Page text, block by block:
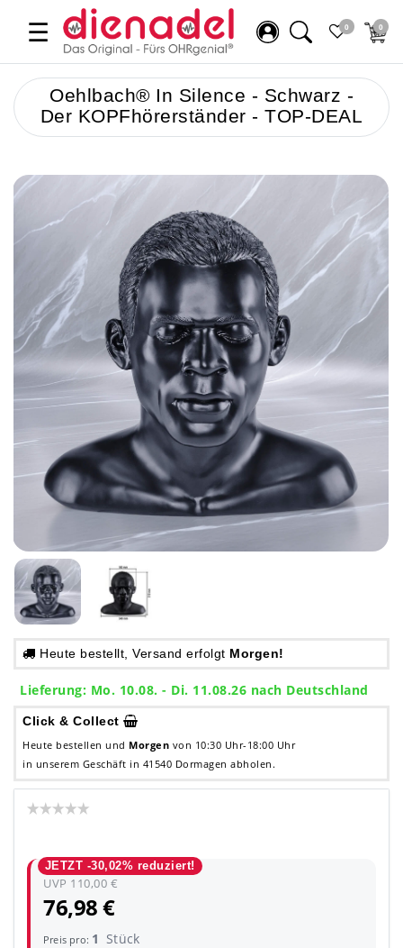
☰ 0 0
Oehlbach® In Silence - Schwarz -
Der KOPFhörerständer - TOP-DEAL
Heute bestellt, Versand erfolgt Morgen!
Lieferung: Mo. 10.08. - Di. 11.08.26 nach Deutschland
Click & Collect
Heute bestellen und Morgen von 10:30 Uhr-18:00 Uhr
in unserem Geschäft in 41540 Dormagen abholen.
JETZT -30,02% reduziert!
UVP 110,00 €
76,98 €
Preis pro: 1 Stück